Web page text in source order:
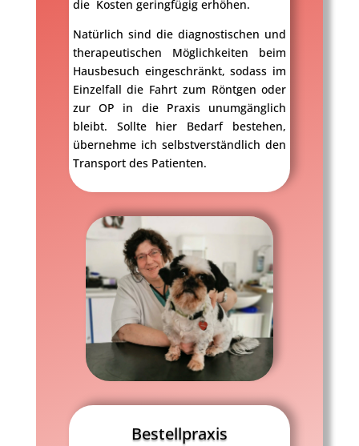
die Kosten geringfügig erhöhen.
Natürlich sind die diagnostischen und
therapeutischen Möglichkeiten beim
Hausbesuch eingeschränkt, sodass im
Einzelfall die Fahrt zum Röntgen oder
zur OP in die Praxis unumgänglich
bleibt. Sollte hier Bedarf bestehen,
übernehme ich selbstverständlich den
Transport des Patienten.
Bestellpraxis